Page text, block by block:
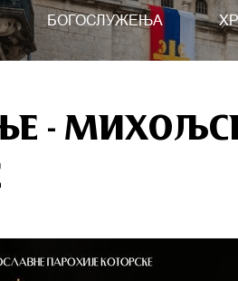
БОГОСЛУЖЕЊА
-